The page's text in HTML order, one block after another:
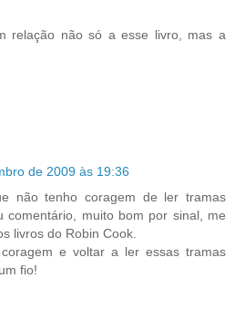
relação não só a esse livro, mas a
de 2009 às 19:36
não tenho coragem de ler tramas
comentário, muito bom por sinal, me
livros do Robin Cook.
e voltar a ler essas tramas
fio!